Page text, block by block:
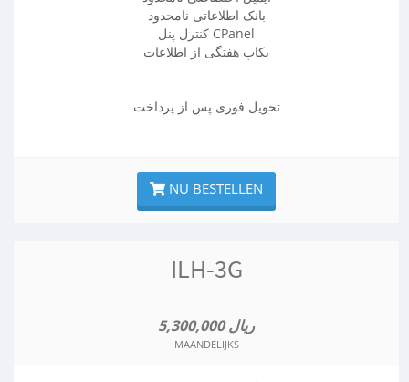
بانک اطلاعاتی نامحدود
کنترل پنل CPanel
بکاپ هفتگی از اطلاعات
تحویل فوری پس از پرداخت
NU BESTELLEN
ILH-3G
5,300,000 ریال
MAANDELIJKS